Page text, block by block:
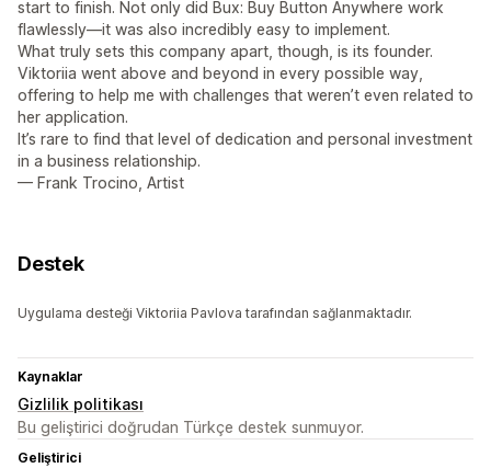
start to finish. Not only did Bux: Buy Button Anywhere work
flawlessly—it was also incredibly easy to implement.
What truly sets this company apart, though, is its founder.
Viktoriia went above and beyond in every possible way,
offering to help me with challenges that weren’t even related to
her application.
It’s rare to find that level of dedication and personal investment
in a business relationship.
— Frank Trocino, Artist
Destek
Uygulama desteği Viktoriia Pavlova tarafından sağlanmaktadır.
Kaynaklar
Gizlilik politikası
Bu geliştirici doğrudan Türkçe destek sunmuyor.
Geliştirici